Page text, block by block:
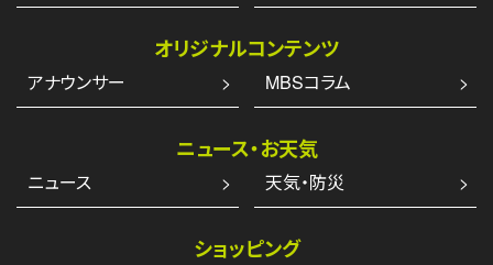
オリジナルコンテンツ
アナウンサー MBSコラム
ニュース・お天気
ニュース 天気・防災
ショッピング